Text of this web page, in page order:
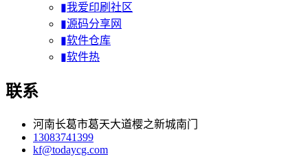
▮我爱印刷社区
▮源码分享网
▮软件仓库
▮软件热
联系
河南长葛市葛天大道樱之新城南门
13083741399
kf@todaycg.com